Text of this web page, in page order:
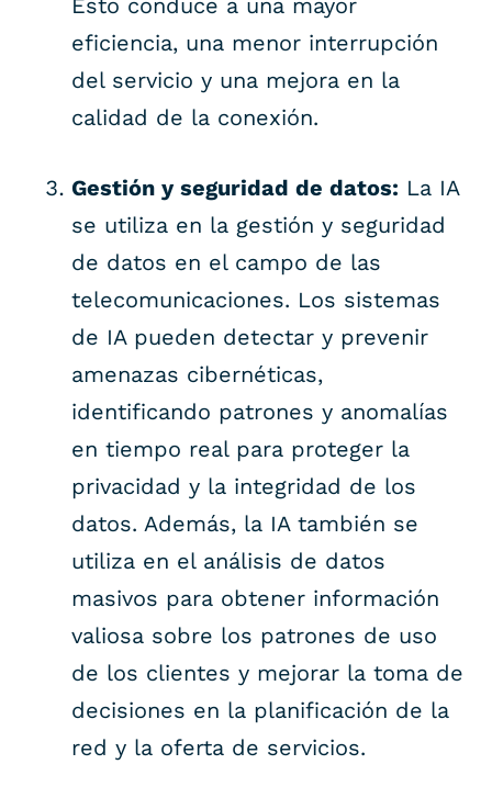
eficiencia, una menor interrupción
del servicio y una mejora en la
calidad de la conexión.
Gestión y seguridad de datos: La IA
se utiliza en la gestión y seguridad
de datos en el campo de las
telecomunicaciones. Los sistemas
de IA pueden detectar y prevenir
amenazas cibernéticas,
identificando patrones y anomalías
en tiempo real para proteger la
privacidad y la integridad de los
datos. Además, la IA también se
utiliza en el análisis de datos
masivos para obtener información
valiosa sobre los patrones de uso
de los clientes y mejorar la toma de
decisiones en la planificación de la
red y la oferta de servicios.